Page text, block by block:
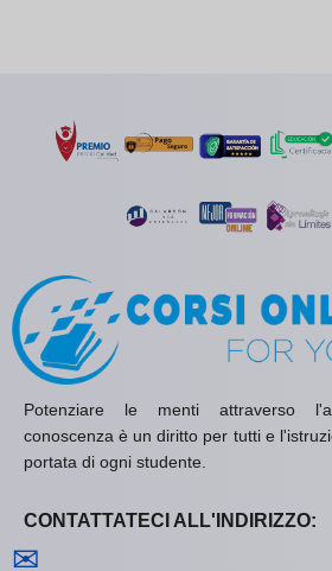
Potenziare le menti attraverso
conoscenza è un diritto per tutti e
portata di ogni studente.
CONTATTATECI ALL'INDIRIZZO:
✉